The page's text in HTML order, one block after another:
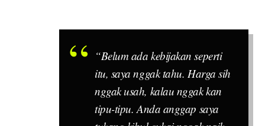
“Belum ada kebijakan seperti
itu, saya nggak tahu. Harga sih
nggak usah, kalau nggak kan
tipu-tipu. Anda anggap saya